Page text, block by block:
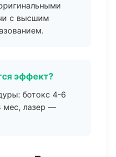
с высшим
эффект?
ботокс 4-6
мес, лазер —